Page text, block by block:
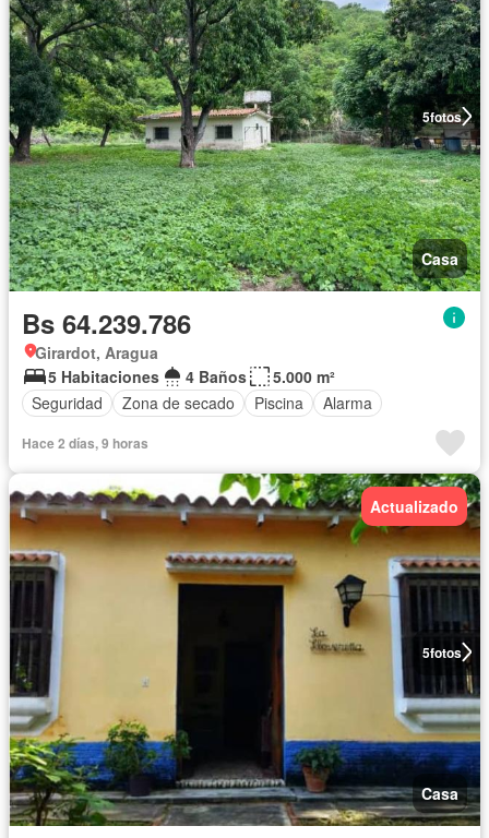
5fotos
Casa
Bs 64.239.786
Girardot, Aragua
5 Habitaciones
4 Baños
5.000 m²
Seguridad
Zona de secado Piscina Alarma
Hace 2 días, 9 horas
5fotos
Actualizado
Casa